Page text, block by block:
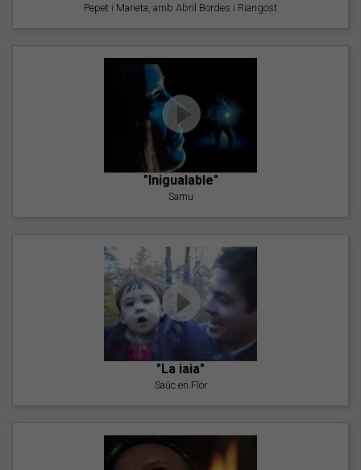
Pepet i Marieta, amb Abril Bordes i Riangost
"Inigualable"
Samu
"La iaia"
Saüc en Flor